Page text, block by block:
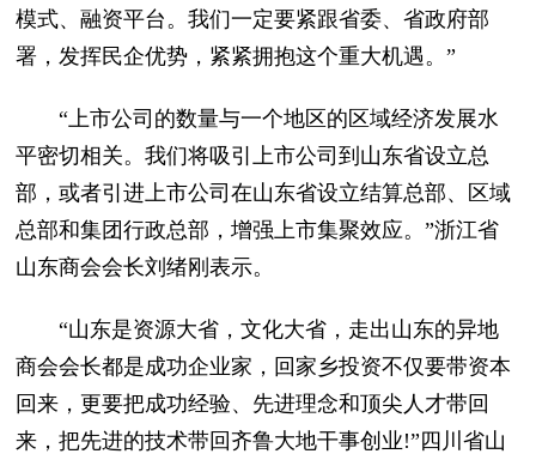
模式、融资平台。我们一定要紧跟省委、省政府部
署，发挥民企优势，紧紧拥抱这个重大机遇。”
“上市公司的数量与一个地区的区域经济发展水
平密切相关。我们将吸引上市公司到山东省设立总
部，或者引进上市公司在山东省设立结算总部、区域
总部和集团行政总部，增强上市集聚效应。”浙江省
山东商会会长刘绪刚表示。
“山东是资源大省，文化大省，走出山东的异地
商会会长都是成功企业家，回家乡投资不仅要带资本
回来，更要把成功经验、先进理念和顶尖人才带回
来，把先进的技术带回齐鲁大地干事创业!”四川省山